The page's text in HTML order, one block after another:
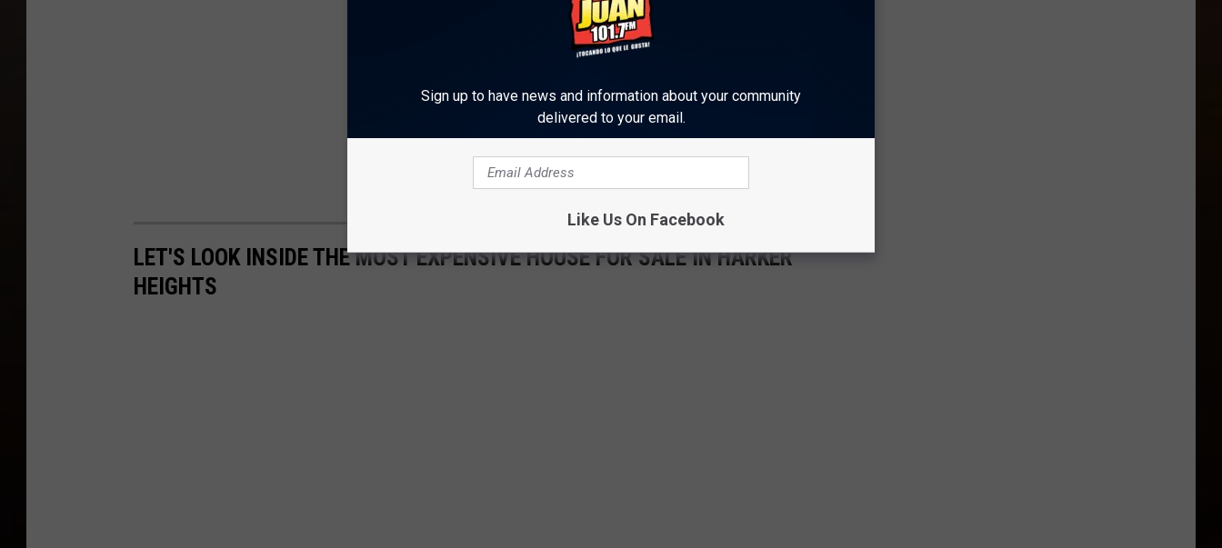
LET'S LOOK INSIDE THE MOST EXPENSIVE HOUSE FOR SALE IN HARKER
HEIGHTS
Sign up to have news and information about your community
delivered to your email.
Like Us On Facebook